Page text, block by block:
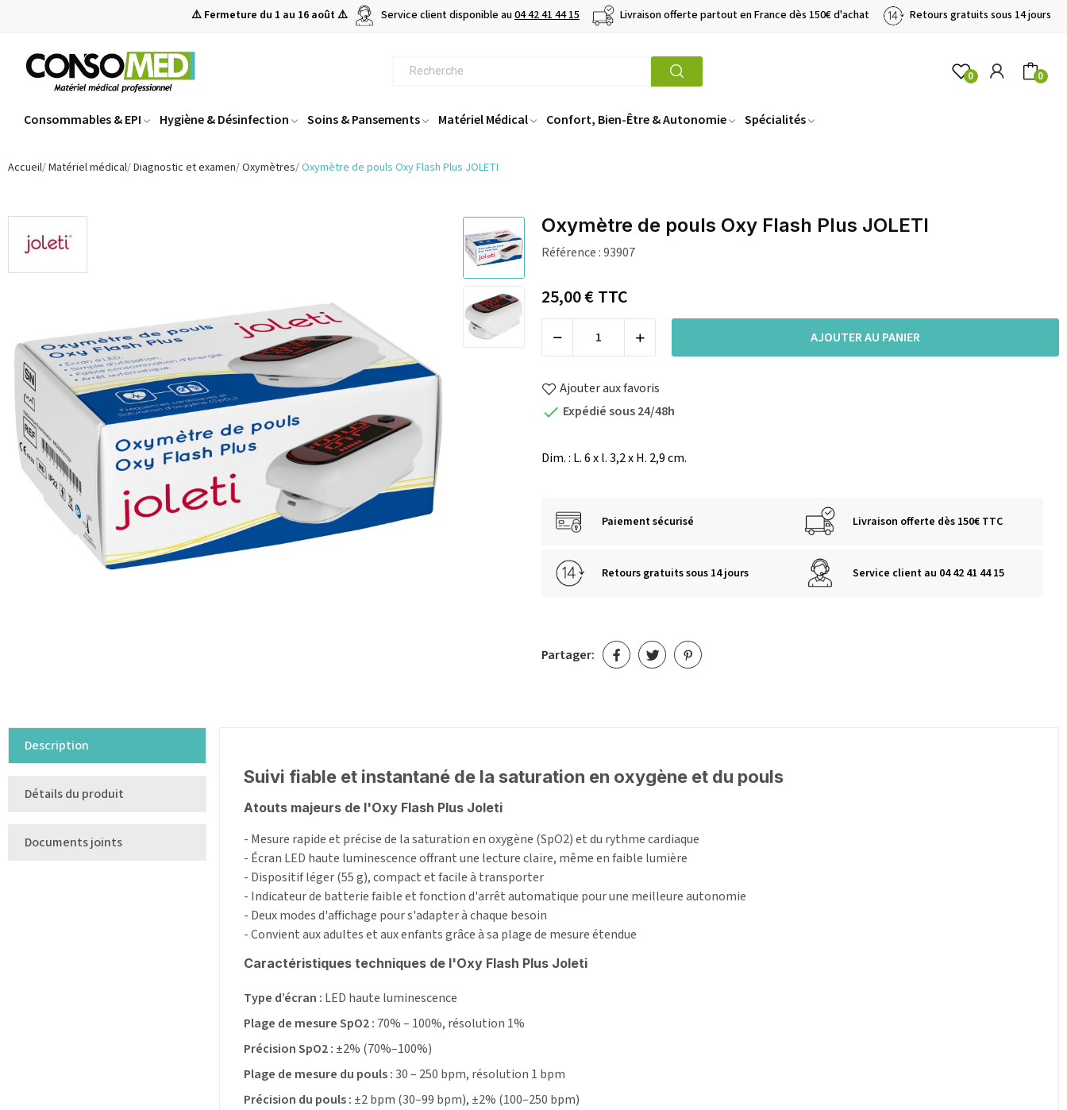
⚠️ Fermeture du 1 au 16 août ⚠️ Service client disponible au04 42 41 44 15 Livraison offerte partout en France dès 150€ d'achat Retours gratuits sous 14 jours
0 0
Consommables & EPI Hygiène & Désinfection Soins & Pansements Matériel Médical Confort, Bien-Être & Autonomie Spécialités
Accueil Matériel médical Diagnostic et examen Oxymètres Oxymètre de pouls Oxy Flash Plus JOLETI
Oxymètre de pouls Oxy Flash Plus JOLETI
Référence :93907
25,00 €TTC
AJOUTER AU PANIER
Ajouter aux favoris
 Expédié sous 24/48h
Dim. : L. 6 x l. 3,2 x H. 2,9 cm.
Paiement sécurisé Livraison offerte dès 150€ TTC
Retours gratuits sous 14 jours Service client au 04 42 41 44 15
Partager:
Description
Détails du produit
Documents joints
Suivi fiable et instantané de la saturation en oxygène et du pouls
Atouts majeurs de l'Oxy Flash Plus Joleti
- Mesure rapide et précise de la saturation en oxygène (SpO2) et du rythme cardiaque
- Écran LED haute luminescence offrant une lecture claire, même en faible lumière
- Dispositif léger (55 g), compact et facile à transporter
- Indicateur de batterie faible et fonction d'arrêt automatique pour une meilleure autonomie
- Deux modes d'affichage pour s'adapter à chaque besoin
- Convient aux adultes et aux enfants grâce à sa plage de mesure étendue
Caractéristiques techniques de l'Oxy Flash Plus Joleti
Type d’écran : LED haute luminescence
Plage de mesure SpO2 : 70% – 100%, résolution 1%
Précision SpO2 : ±2% (70%–100%)
Plage de mesure du pouls :30 – 250 bpm, résolution 1 bpm
Précision du pouls : ±2 bpm (30–99 bpm), ±2% (100–250 bpm)